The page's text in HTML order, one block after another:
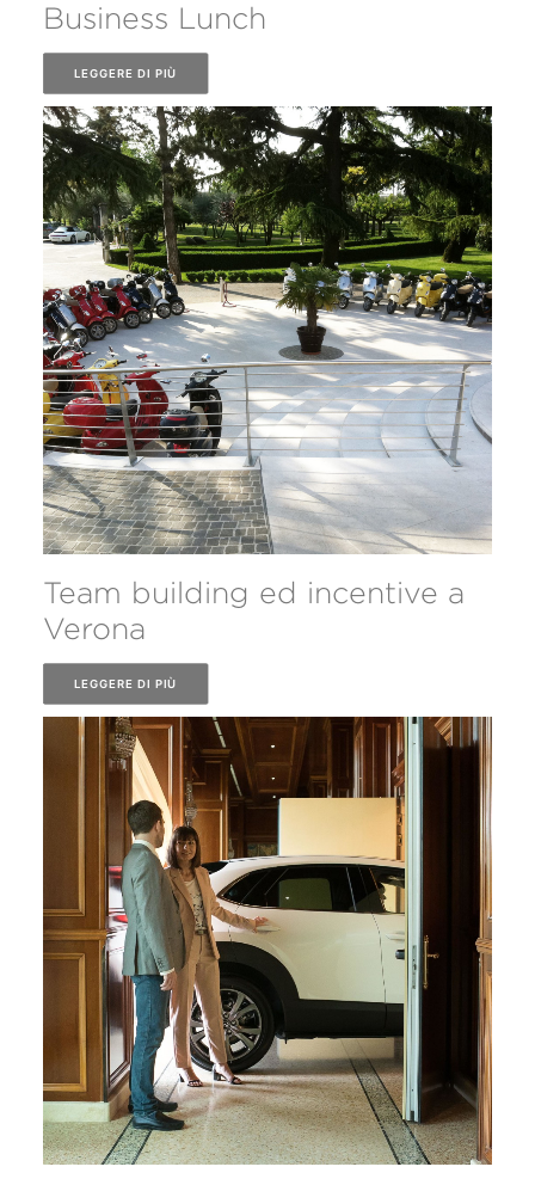
Business Lunch
LEGGERE DI PIÙ
Team building ed incentive a
Verona
LEGGERE DI PIÙ